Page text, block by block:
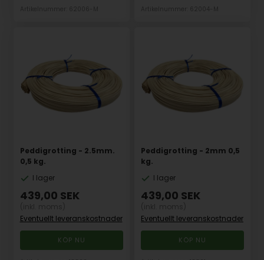
Peddigrotting - 2.5mm.
0,5 kg.
I lager
439,00 SEK
Eventuellt leveranskostnader
Peddigrotting - 2mm 0,5
kg.
I lager
439,00 SEK
Eventuellt leveranskostnader